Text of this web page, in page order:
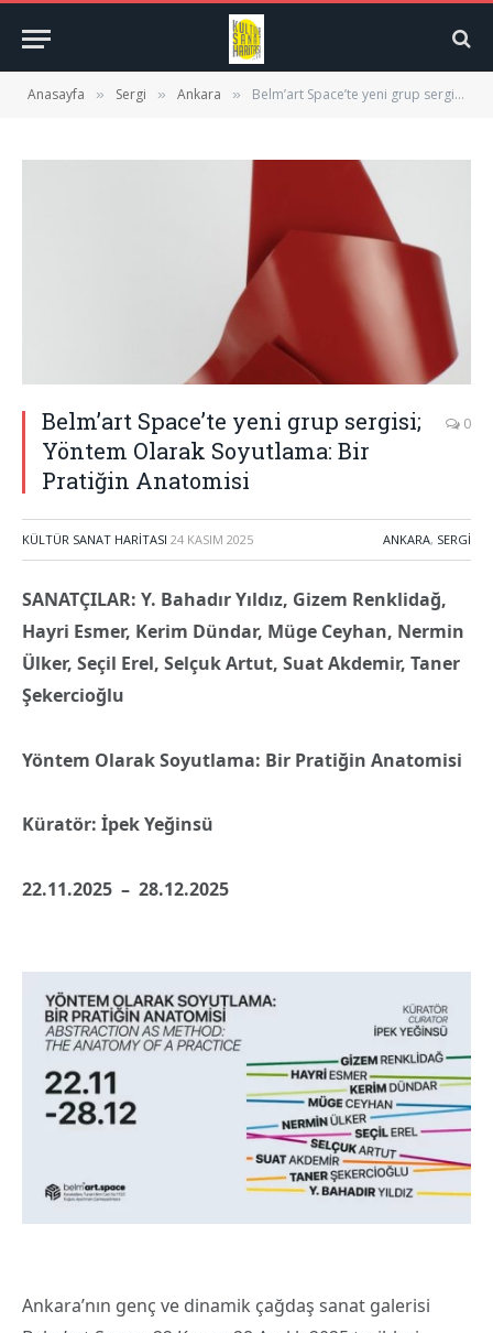
Anasayfa » Sergi » Ankara » Belm’art Space’te yeni grup sergisi; Yöntem Olarak Soyutlama: Bir Pratiğin Anatomisi
Belm’art Space’te yeni grup sergisi;
Yöntem Olarak Soyutlama: Bir
Pratiğin Anatomisi
0
KÜLTÜR SANAT HARITASI 24 KASIM 2025 ANKARA, SERGI
SANATÇILAR: Y. Bahadır Yıldız, Gizem Renklidağ,
Hayri Esmer, Kerim Dündar, Müge Ceyhan, Nermin
Ülker, Seçil Erel, Selçuk Artut, Suat Akdemir, Taner
Şekercioğlu
Yöntem Olarak Soyutlama: Bir Pratiğin Anatomisi
Küratör: İpek Yeğinsü
22.11.2025 – 28.12.2025
Ankara’nın genç ve dinamik çağdaş sanat galerisi